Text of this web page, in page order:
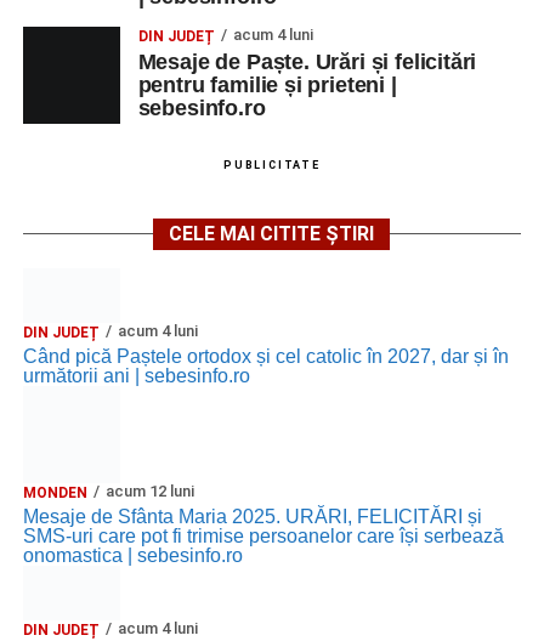
DIN JUDEȚ acum 4 luni
Mesaje de Paște. Urări și felicitări
pentru familie și prieteni |
sebesinfo.ro
PUBLICITATE
CELE MAI CITITE ȘTIRI
DIN JUDEȚ acum 4 luni
Când pică Paștele ortodox și cel catolic în 2027, dar și în
următorii ani | sebesinfo.ro
MONDEN acum 12 luni
Mesaje de Sfânta Maria 2025. URĂRI, FELICITĂRI și
SMS-uri care pot fi trimise persoanelor care își serbează
onomastica | sebesinfo.ro
DIN JUDEȚ acum 4 luni